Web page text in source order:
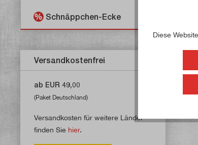
Schnäppchen-Ecke
Versandkostenfrei
ab EUR 49,00
(Paket Deutschland)
Versandkosten für weitere Länder
finden Sie hier.
Diese